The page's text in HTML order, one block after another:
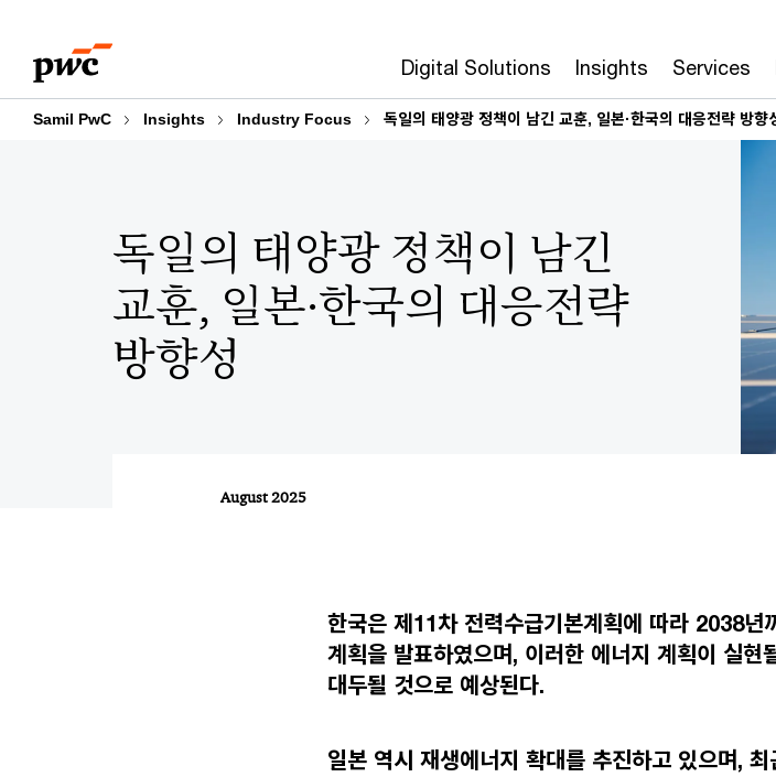
content
footer
Digital Solutions Insights Services
Samil PwC Insights Industry Focus 독일의 태양광 정책이 남긴 교훈, 일본·한국의 대응전략 방향
독일의 태양광 정책이 남긴
교훈, 일본·한국의 대응전략
방향성
August 2025
한국은 제11차 전력수급기본계획에 따라 2038
계획을 발표하였으며, 이러한 에너지 계획이 실
대두될 것으로 예상된다.
일본 역시 재생에너지 확대를 추진하고 있으며,